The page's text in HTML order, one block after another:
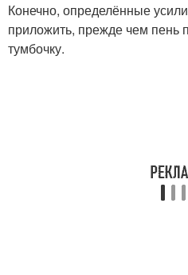
Конечно, определённые
приложить, прежде чем пень
тумбочку.